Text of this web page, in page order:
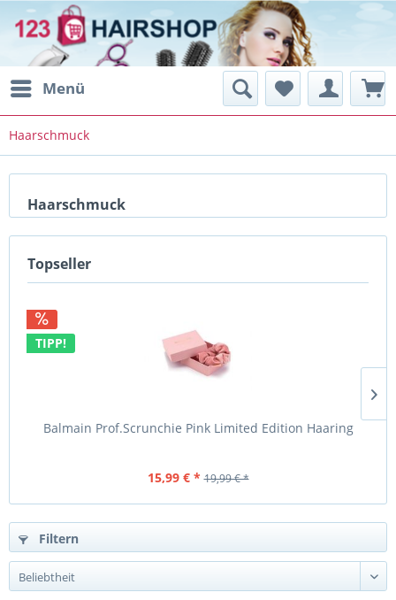
Menü
Haarschmuck
Haarschmuck
Topseller
TIPP!
Balmain Prof.Scrunchie Pink Limited Edition Haaring
15,99 € * 19,99 € *
Filtern